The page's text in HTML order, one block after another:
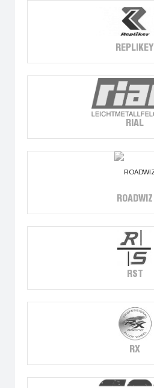
REPLIKEY
RIAL
ROADWIZ
RST
RX